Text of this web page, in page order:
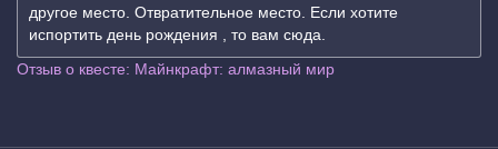
другое место. Отвратительное место. Если хотите
испортить день рождения , то вам сюда.
Отзыв о квесте: Майнкрафт: алмазный мир